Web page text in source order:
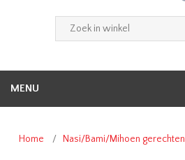
MENU
Home / Nasi/Bami/Mihoen gerechten